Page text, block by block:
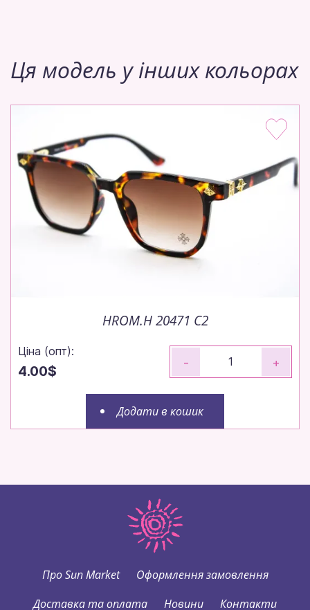
Ця модель у інших кольорах
HROM.H 20471 C2
Ціна (опт):
4.00$
- +
Додати в кошик
Про Sun Market
Оформлення замовлення
Доставка та оплата
Новини Контакти